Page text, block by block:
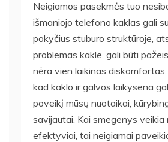
Neigiamos pasekmės tuo
išmaniojo telefono kaklas gali
pokyčius stuburo struktūroje,
problemas kakle, gali būti
nėra vien laikinas
kad kaklo ir galvos laikysena
poveikį mūsų nuotaikai,
savijautai. Kai smegenys veikia
efektyviai, tai neigiamai